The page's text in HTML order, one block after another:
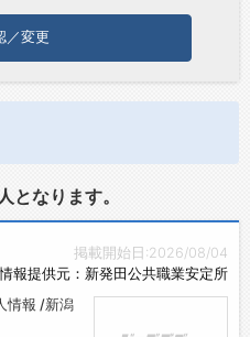
／変更
となります。
掲載開始日:2026/08/04
情報提供元：新発田公共職業安定所
情報 /新潟